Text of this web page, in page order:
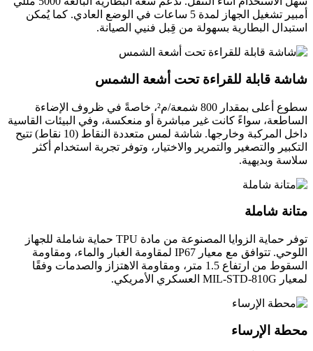
أمبير تشغيل الجهاز لمدة 5 ساعات في الوضع العادي. كما يُمكن
استبدال البطارية بسهولة من قِبل فنيي الصيانة.
شاشة قابلة للقراءة تحت أشعة الشمس
سطوع أعلى بمقدار 800 شمعة/م²، خاصةً في ظروف الإضاءة
الساطعة، سواءً كانت غير مباشرة أو منعكسة، وفي البيئات القاسية
داخل المركبة وخارجها. شاشة لمس متعددة النقاط (10 نقاط) تتيح
التكبير والتصغير والتمرير والاختيار، وتوفر تجربة استخدام أكثر
سلاسة وبديهية.
متانة شاملة
توفر حماية الزوايا المصنوعة من مادة TPU حماية شاملة للجهاز
اللوحي. تتوافق مع معيار IP67 لمقاومة الغبار والماء، ومقاومة
السقوط من ارتفاع 1.5 متر، ومقاومة الاهتزاز والصدمات وفقًا
لمعيار MIL-STD-810G العسكري الأمريكي.
محطة الإرساء